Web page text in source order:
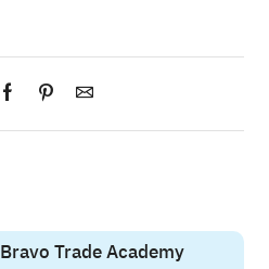
Bravo Trade Academy